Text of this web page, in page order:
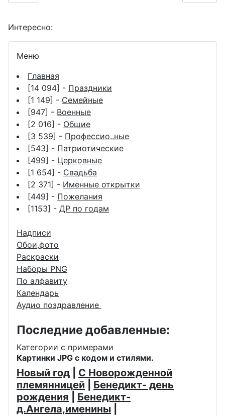
Интересно:
Меню
Главная
[14 094] - Праздники
[1 149] - Семейные
[947] - Военные
[2 016] - Общие
[3 539] - Профессио..ные
[543] - Патриотические
[499] - Церковные
[1 654] - Свадьба
[2 371] - Именные открытки
[449] - Пожелания
[1153] - ДР по годам
Надписи
Обои,фото
Раскраски
Наборы PNG
По алфавиту
Календарь
Аудио поздравление
Последние добавленные:
Категории с примерами
Картинки JPG с кодом и стилями.
Новый год
С Новорожденной
племянницей
Бенедикт- день
рождения
Бенедикт-
д.Ангела,именины